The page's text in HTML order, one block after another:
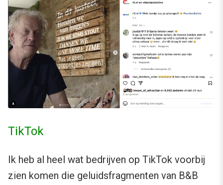
TikTok
Ik heb al heel wat bedrijven op TikTok voorbij
zien komen die geluidsfragmenten van B&B